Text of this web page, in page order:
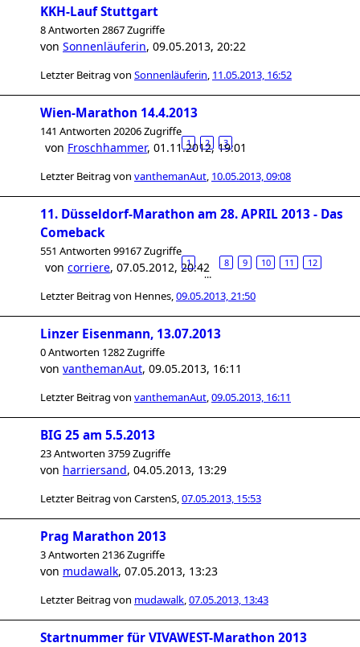
KKH-Lauf Stuttgart
8 Antworten 2867 Zugriffe
von Sonnenläuferin, 09.05.2013, 20:22
Letzter Beitrag von Sonnenläuferin, 11.05.2013, 16:52
Wien-Marathon 14.4.2013
141 Antworten 20206 Zugriffe
1 2 3
von Froschhammer, 01.11.2012, 19:01
Letzter Beitrag von vanthemanAut, 10.05.2013, 09:08
11. Düsseldorf-Marathon am 28. APRIL 2013 - Das
Comeback
551 Antworten 99167 Zugriffe
1
…
8 9 10 11 12
von corriere, 07.05.2012, 20:42
Letzter Beitrag von Hennes,09.05.2013, 21:50
Linzer Eisenmann, 13.07.2013
0 Antworten 1282 Zugriffe
von vanthemanAut, 09.05.2013, 16:11
Letzter Beitrag von vanthemanAut,09.05.2013, 16:11
BIG 25 am 5.5.2013
23 Antworten 3759 Zugriffe
von harriersand, 04.05.2013, 13:29
Letzter Beitrag von CarstenS,07.05.2013, 15:53
Prag Marathon 2013
3 Antworten 2136 Zugriffe
von mudawalk, 07.05.2013, 13:23
Letzter Beitrag von mudawalk,07.05.2013, 13:43
Startnummer für VIVAWEST-Marathon 2013